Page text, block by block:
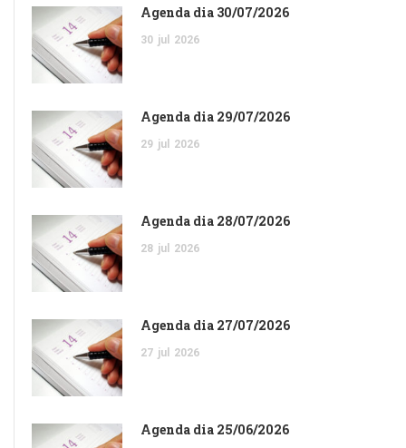
Agenda dia 30/07/2026
30 jul 2026
Agenda dia 29/07/2026
29 jul 2026
Agenda dia 28/07/2026
28 jul 2026
Agenda dia 27/07/2026
27 jul 2026
Agenda dia 25/06/2026